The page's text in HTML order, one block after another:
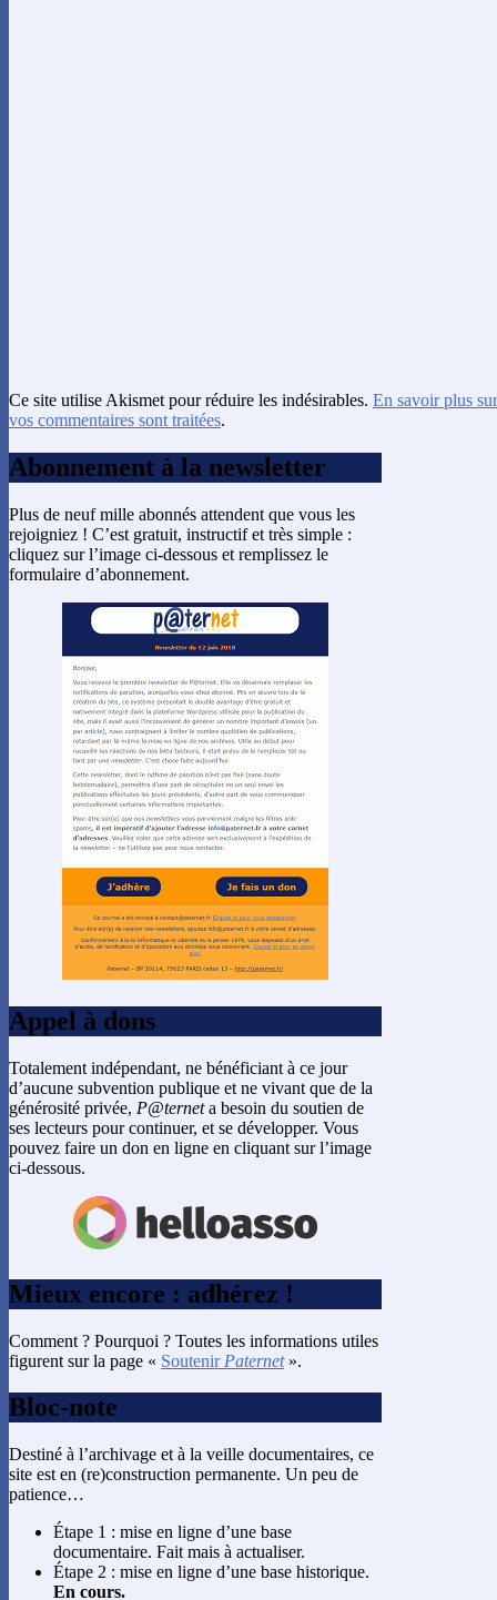
Ce site utilise Akismet pour réduire les indésirables. En savoir plus
vos commentaires sont traitées.
Abonnement à la newsletter
Plus de neuf mille abonnés attendent que vous les
rejoigniez ! C’est gratuit, instructif et très simple :
cliquez sur l’image ci-dessous et remplissez le
formulaire d’abonnement.
Appel à dons
Totalement indépendant, ne bénéficiant à ce jour
d’aucune subvention publique et ne vivant que de la
générosité privée, P@terneta besoin du soutien de
ses lecteurs pour continuer, et se développer. Vous
pouvez faire un don en ligne en cliquant sur l’image
ci-dessous.
Mieux encore : adhérez !
Comment ? Pourquoi ? Toutes les informations utiles
figurent sur la page « Soutenir Paternet».
Bloc-note
Destiné à l’archivage et à la veille documentaires, ce
site est en (re)construction permanente. Un peu de
patience…
Étape 1 : mise en ligne d’une base
documentaire. Fait mais à actualiser.
Étape 2 : mise en ligne d’une base historique.
En cours.